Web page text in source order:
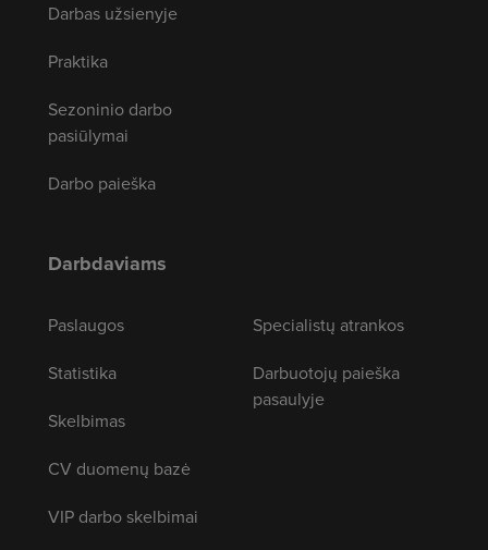
Darbas užsienyje
Praktika
Sezoninio darbo
pasiūlymai
Darbo paieška
Darbdaviams
Paslaugos
Statistika
Skelbimas
CV duomenų bazė
VIP darbo skelbimai
Specialistų atrankos
Darbuotojų paieška
pasaulyje